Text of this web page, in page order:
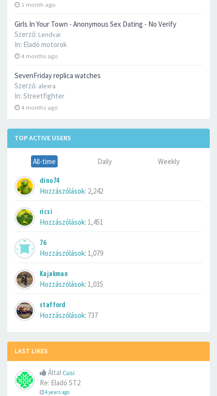
1 month ago
Girls In Your Town - Anonymous Sex Dating - No Verify
Szerző: Lendvai
In: Eladó motorok
4 months ago
SevenFriday replica watches
Szerző: alexra
In: Streetfighter
4 months ago
TOP ACTIVE USERS
All-time Daily Weekly
dino74
Hozzászólások: 2,242
ricsi
Hozzászólások: 1,451
76
Hozzászólások: 1,079
Kajakman
Hozzászólások: 1,035
stafford
Hozzászólások: 737
LAST LIKES
ÁltalCusi
Re: Eladó ST2
4 years ago